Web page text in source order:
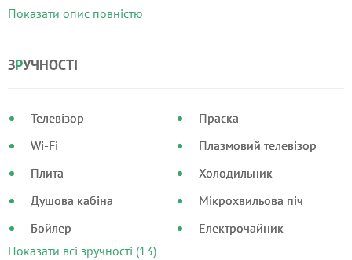
- праска, прасувальна дошка, фен;
Показати опис повністю
ЗРУЧНОСТІ
Телевізор
Wi-Fi
Плита
Душова кабіна
Бойлер
Праска
Плазмовий телевізор
Холодильник
Мікрохвильова піч
Електрочайник
Показати всі зручності (13)